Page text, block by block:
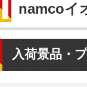
namcoイ
入荷景品・